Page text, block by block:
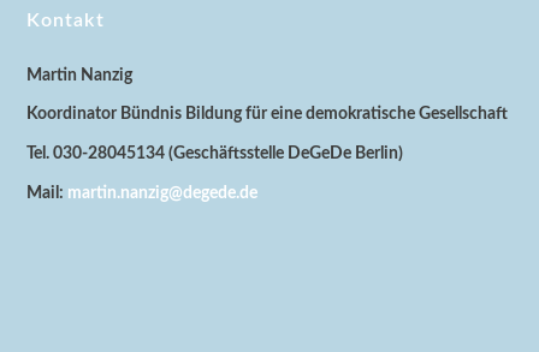
Kontakt
Martin Nanzig
Koordinator Bündnis Bildung für eine demokratische Gesellschaft
Tel. 030-28045134 (Geschäftsstelle DeGeDe Berlin)
Mail: martin.nanzig@degede.de